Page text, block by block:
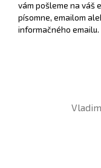
vám pošleme na váš
písomne, emailom
informačného emailu.